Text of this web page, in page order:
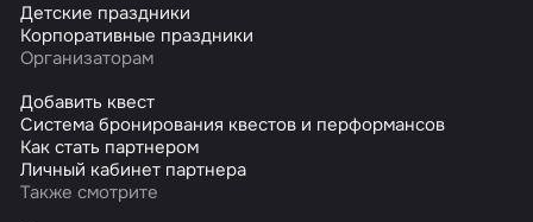
Детские праздники
Корпоративные праздники
Организаторам
Добавить квест
Система бронирования квестов и перформансов
Как стать партнером
Личный кабинет партнера
Также смотрите